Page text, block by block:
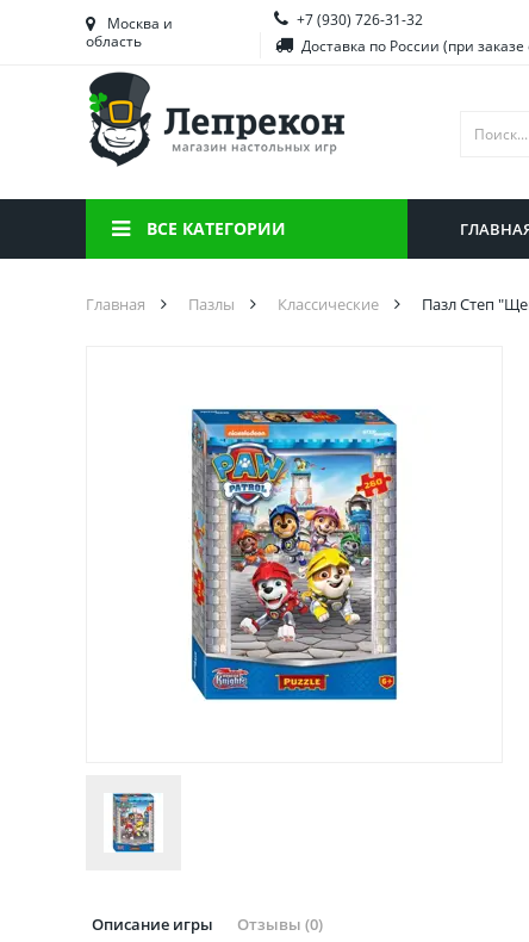
Башкортостан
Брянская область
Вологодская область
Воронежская область
Иркутская область
Москва и
область
+7 (930) 726-31-32
Доставка по России (при
ВСЕ КАТЕГОРИИ
Главная Пазлы Классические Пазл Степ
Описание игры Отзывы (0)